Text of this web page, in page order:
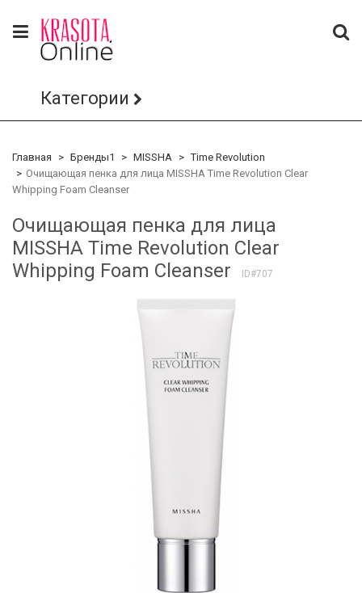
Категории
Главная Бренды1 MISSHA
Time Revolution
Очищающая пенка для лица MISSHA Time Revolution Clear
Whipping Foam Cleanser
Очищающая пенка для лица
MISSHA Time Revolution Clear
Whipping Foam Cleanser
ID#707